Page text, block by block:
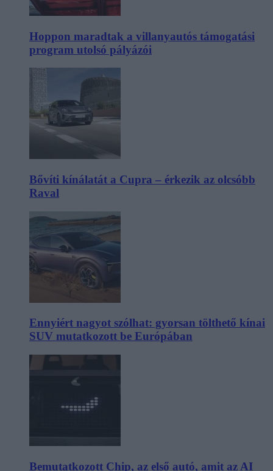
Hoppon maradtak a villanyautós támogatási
program utolsó pályázói
Bővíti kínálatát a Cupra – érkezik az olcsóbb
Raval
Ennyiért nagyot szólhat: gyorsan tölthető kínai
SUV mutatkozott be Európában
Bemutatkozott Chip, az első autó, amit az AI